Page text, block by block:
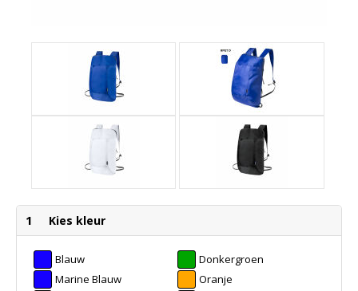
1 Kies kleur
Blauw
Donkergroen
Marine Blauw
Oranje